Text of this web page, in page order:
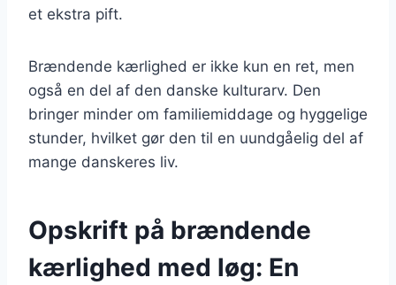
et ekstra pift.
Brændende kærlighed er ikke kun en ret, men
også en del af den danske kulturarv. Den
bringer minder om familiemiddage og hyggelige
stunder, hvilket gør den til en uundgåelig del af
mange danskeres liv.
Opskrift på brændende
kærlighed med løg: En